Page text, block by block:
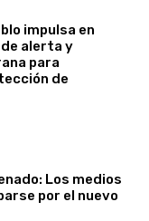
impulsa en
alerta y
para
de
Los medios
por el nuevo